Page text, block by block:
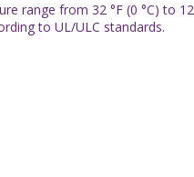
range from 32 °F (0 °C) to
to UL/ULC standards.